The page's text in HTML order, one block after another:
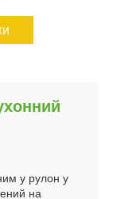
у рулон у
на